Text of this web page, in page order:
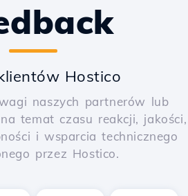
Hostico
naszych partnerów lub
temat czasu reakcji, jakości,
i wsparcia technicznego
przez Hostico.